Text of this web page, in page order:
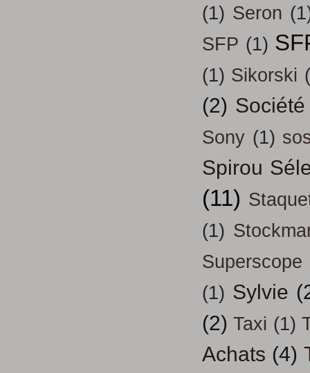
(1) Seron
SFP (1)
(1) Sikorski
(2) Société
Sony (1)
Spirou
(11)
(1)
Superscope
(1) Sylvie
(2) Taxi (1)
Achats (4)